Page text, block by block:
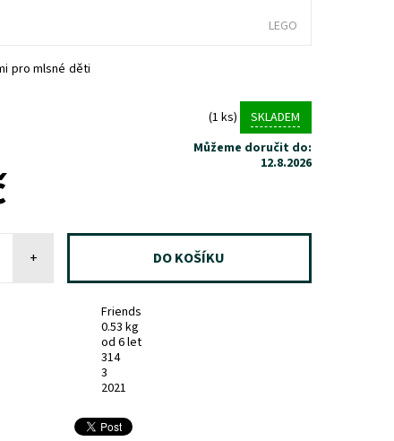
LEGO
pro mlsné děti
(1 ks)
SKLADEM
Můžeme doručit do:
12.8.2026
+
Friends
0.53 kg
od 6 let
314
3
2021